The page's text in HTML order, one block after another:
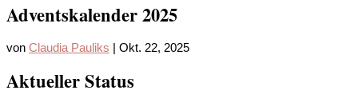
Adventskalender 2025
von Claudia Pauliks | Okt. 22, 2025
Aktueller Status